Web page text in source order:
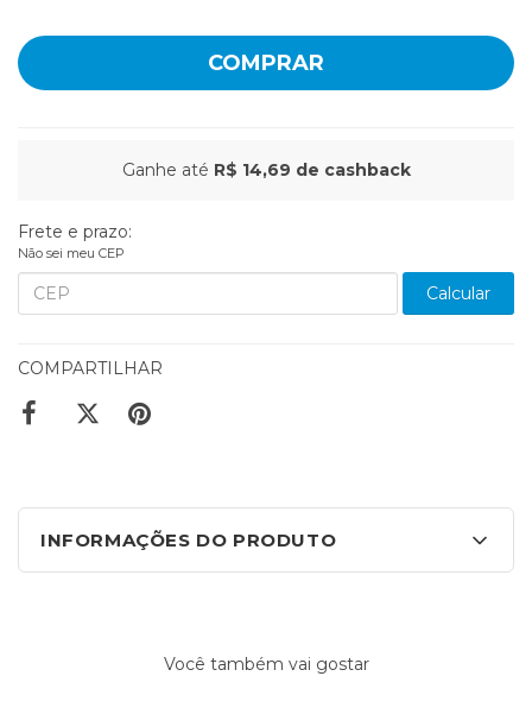
COMPRAR
Ganhe até R$ 14,69 de cashback
Frete e prazo:
Não sei meu CEP
Calcular
COMPARTILHAR
INFORMAÇÕES DO PRODUTO
Você também vai gostar